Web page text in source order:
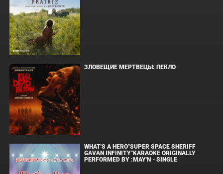
ЗЛОВЕЩИЕ МЕРТВЕЦЫ: ПЕКЛО
WHAT'S A HERO"SUPER SPACE SHERIFF
GAVAN INFINITY"KARAOKE ORIGINALLY
PERFORMED BY :MAY'N - SINGLE